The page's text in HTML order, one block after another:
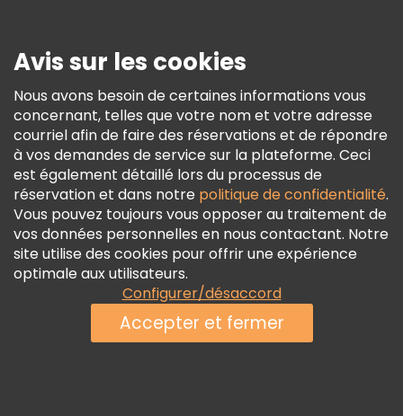
Conditions Générales Et Mentions Légales
Politique En Matière De Cookies
Freetour Prix
Programme De Fidélité
Avis sur les cookies
Nous avons besoin de certaines informations vous
concernant, telles que votre nom et votre adresse
courriel afin de faire des réservations et de répondre
à vos demandes de service sur la plateforme. Ceci
est également détaillé lors du processus de
réservation et dans notre politique de confidentialité.
Vous pouvez toujours vous opposer au traitement de
vos données personnelles en nous contactant. Notre
site utilise des cookies pour offrir une expérience
optimale aux utilisateurs.
Configurer/désaccord
Accepter et fermer